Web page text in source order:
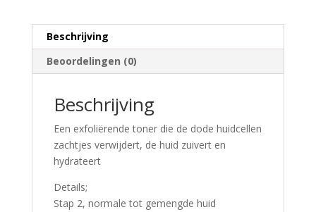
aantalBeschrijving
Beoordelingen (0)
Beschrijving
Een exfoliërende toner die de dode huidcellen
zachtjes verwijdert, de huid zuivert en
hydrateert
Details;
Stap 2, normale tot gemengde huid